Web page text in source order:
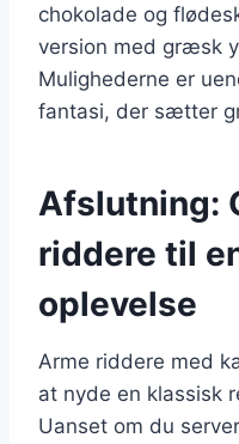
chokolade og
version med græsk
Mulighederne er
fantasi, der sætter
Afslutning:
riddere til
oplevelse
Arme riddere med
at nyde en klassisk
Uanset om du